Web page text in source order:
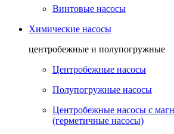
Винтовые насосы
Химические насосы
центробежные и полупогружные
Центробежные насосы
Полупогружные насосы
Центробежные насосы с
(герметичные насосы)